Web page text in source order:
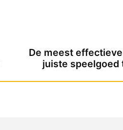
De meest
juiste speelgoed